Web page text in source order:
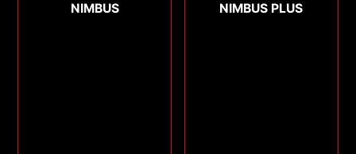
NIMBUS NIMBUS PLUS